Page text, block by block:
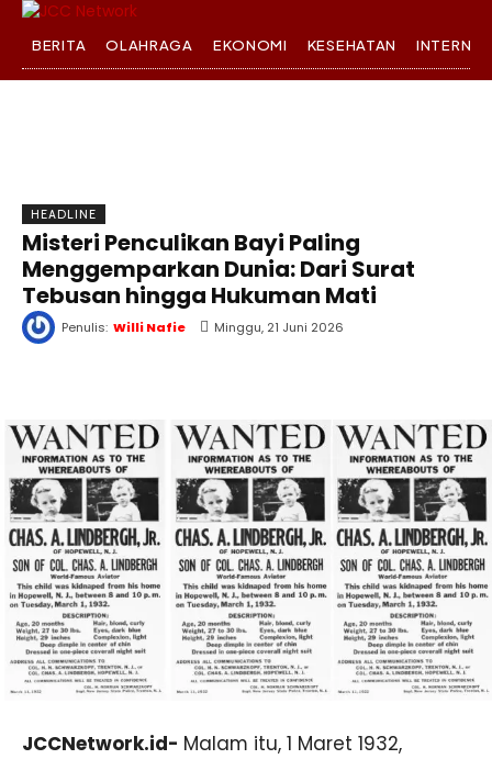
BERITA OLAHRAGA EKONOMI KESEHATAN
HEADLINE
Misteri Penculikan Bayi Paling
Menggemparkan Dunia: Dari Surat
Tebusan hingga Hukuman Mati
Penulis: Willi Nafie Minggu, 21 Juni 2026
JCCNetwork.id- Malam itu, 1 Maret 1932,